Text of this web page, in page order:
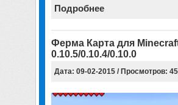
Подробнее
Ферма Карта для
0.10.5/0.10.4/0.10.0
Дата: 09-02-2015 / Просмотров: